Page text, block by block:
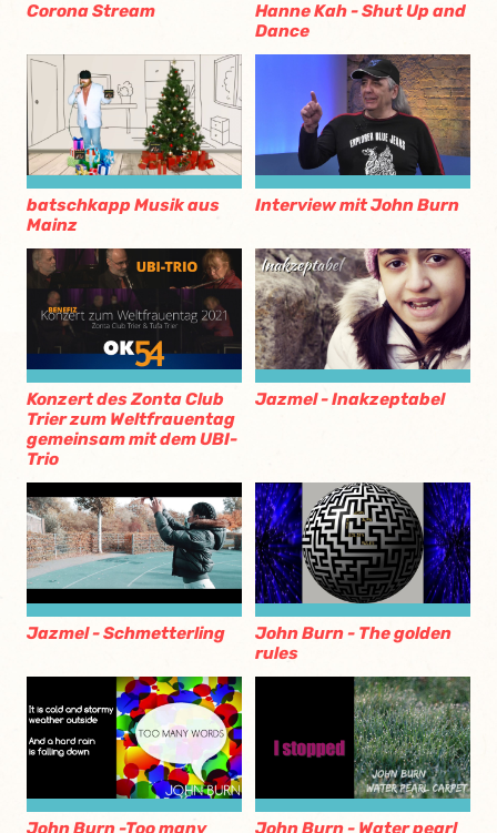
Corona Stream
Hanne Kah - Shut Up and
Dance
batschkapp Musik aus
Mainz
Interview mit John Burn
Konzert des Zonta Club
Trier zum Weltfrauentag
gemeinsam mit dem UBI-
Trio
Jazmel - Inakzeptabel
Jazmel - Schmetterling
John Burn - The golden
rules
John Burn -Too many John Burn - Water pearl